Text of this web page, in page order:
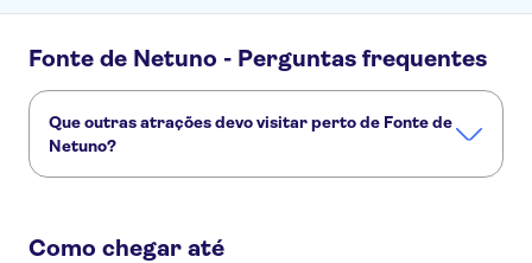
Fonte de Netuno - Perguntas frequentes
Que outras atrações devo visitar perto de Fonte de
Netuno?
Centro histórico de Gdańsk
Como chegar até